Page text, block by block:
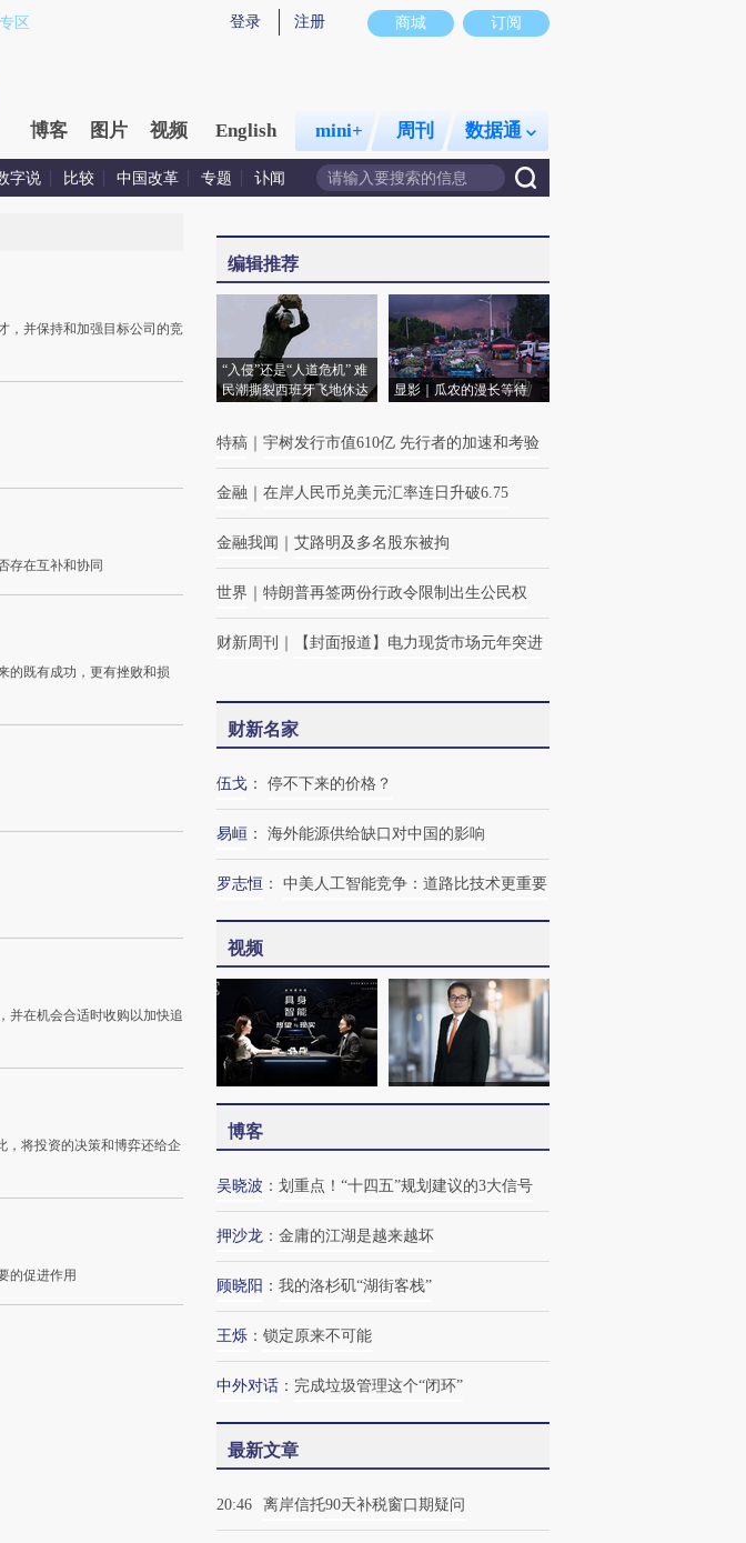
商城 订阅
登录 注册
区
博客 图片 视频 English mini+ 周刊 数据通
字说 比较 中国改革 专题 讣闻
，并保持和加强目标公司的竞
存在互补和协同
的既有成功，更有挫败和损
并在机会合适时收购以加快追
，将投资的决策和博弈还给企
的促进作用
编辑推荐
“入侵”还是“人道危机” 难
民潮撕裂西班牙飞地休达
显影｜瓜农的漫长等待
特稿 宇树发行市值610亿 先行者的加速和考验
金融 在岸人民币兑美元汇率连日升破6.75
金融我闻 艾路明及多名股东被拘
世界 特朗普再签两份行政令限制出生公民权
财新周刊 【封面报道】电力现货市场元年突进
财新名家
伍戈 ： 停不下来的价格？
易峘 ： 海外能源供给缺口对中国的影响
罗志恒 ： 中美人工智能竞争：道路比技术更重要
视频
博客
吴晓波 ： 划重点！“十四五”规划建议的3大信号
押沙龙 ： 金庸的江湖是越来越坏
顾晓阳 ： 我的洛杉矶“湖街客栈”
王烁 ： 锁定原来不可能
中外对话 ： 完成垃圾管理这个“闭环”
最新文章
20:46 离岸信托90天补税窗口期疑问